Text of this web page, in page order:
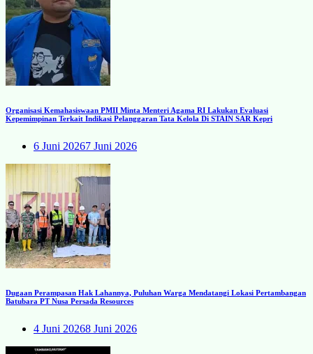
Organisasi Kemahasiswaan PMII Minta Menteri Agama RI Lakukan Evaluasi
Kepemimpinan Terkait Indikasi Pelanggaran Tata Kelola Di STAIN SAR Kepri
6 Juni 20267 Juni 2026
Dugaan Perampasan Hak Lahannya, Puluhan Warga Mendatangi Lokasi Pertambangan
Batubara PT Nusa Persada Resources
4 Juni 20268 Juni 2026